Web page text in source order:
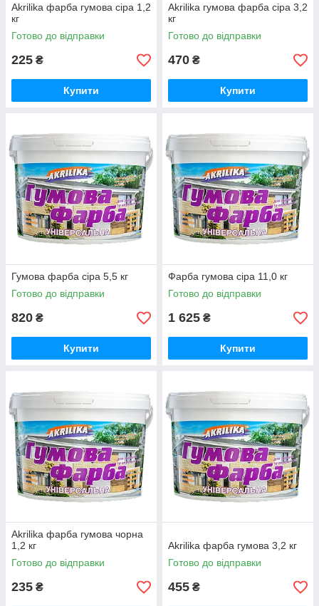
Akrilika фарба гумова сіра 1,2
кг
Готово до відправки
225 ₴
Купити
Akrilika гумова фарба сіра 3,2
кг
Готово до відправки
470 ₴
Купити
Гумова фарба сіра 5,5 кг
Готово до відправки
820 ₴
Купити
Фарба гумова сіра 11,0 кг
Готово до відправки
1 625 ₴
Купити
Akrilika фарба гумова чорна
1,2 кг
Готово до відправки
235 ₴
Akrilika фарба гумова 3,2 кг
Готово до відправки
455 ₴